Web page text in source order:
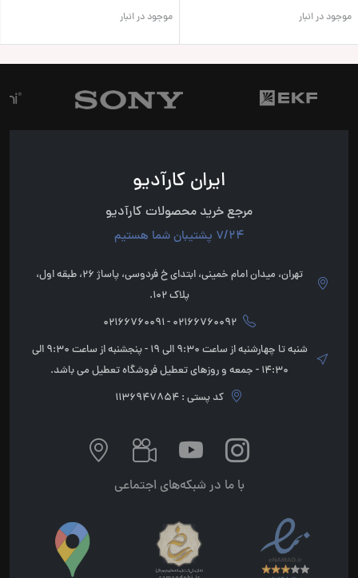
موجود در انبار موجود در انبار
ایران کارآدیو
مرجع خرید محصولات کارآدیو
7/24 پشتیبان شما هستیم
تهران، میدان امام خمینی، ابتدای خ فردوسی، پاساژ 26، طبقه اول،
پلاک 102.
02166760092 - 02166760091
شنبه تا چهارشنبه از ساعت 9:30 الی 19 - پنجشنبه از ساعت 9:30 الی
14:30 - جمعه و روزهای تعطیل فروشگاه تعطیل می باشد.
کد پستی : 1136947854
با ما در شبکه‌های اجتماعی